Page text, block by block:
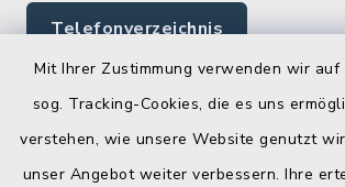
Mit Ihrer Zustimmung verwenden wir auf
sog. Tracking-Cookies, die es uns
verstehen, wie unsere Website genutzt
unser Angebot weiter verbessern. Ihre
Telefonverzeichnis
Quicklinks
Landratsamt Lichtenfels